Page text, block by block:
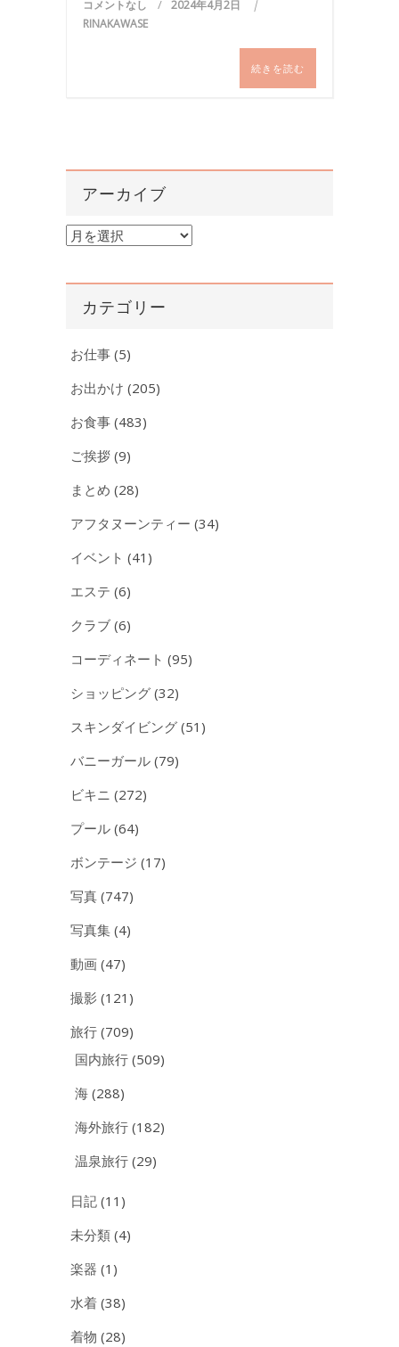
コメントなし
2024年4月2日
RINAKAWASE
続きを読む
アーカイブ
ア
カ
カテゴリー
お仕事 (5)
お出かけ (205)
お食事 (483)
ご挨拶 (9)
まとめ (28)
アフタヌーンティー (34)
イベント (41)
エステ (6)
クラブ (6)
コーディネート (95)
ショッピング (32)
スキンダイビング (51)
バニーガール (79)
ビキニ (272)
プール (64)
ボンテージ (17)
写真 (747)
写真集 (4)
動画 (47)
撮影 (121)
旅行 (709)
国内旅行 (509)
海 (288)
海外旅行 (182)
温泉旅行 (29)
日記 (11)
未分類 (4)
楽器 (1)
水着 (38)
着物 (28)